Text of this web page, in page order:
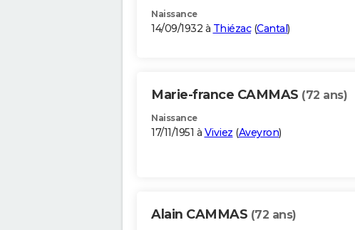
Naissance
14/09/1932 à Thiézac(Cantal)
Marie-france CAMMAS (72 ans)
Naissance
17/11/1951 à Viviez (Aveyron)
Alain CAMMAS (72 ans)